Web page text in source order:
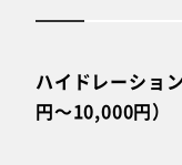
ハイドレーショ
円〜10,000円）